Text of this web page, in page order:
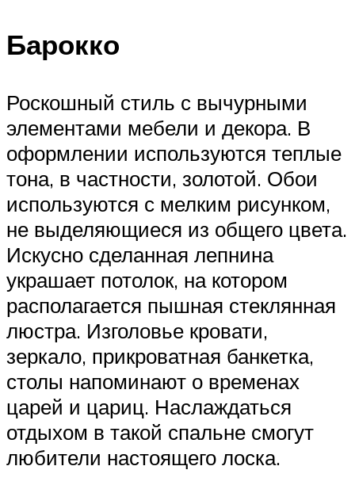
Барокко
Роскошный стиль с вычурными
элементами мебели и декора. В
оформлении используются теплые
тона, в частности, золотой. Обои
используются с мелким рисунком,
не выделяющиеся из общего цвета.
Искусно сделанная лепнина
украшает потолок, на котором
располагается пышная стеклянная
люстра. Изголовье кровати,
зеркало, прикроватная банкетка,
столы напоминают о временах
царей и цариц. Наслаждаться
отдыхом в такой спальне смогут
любители настоящего лоска.